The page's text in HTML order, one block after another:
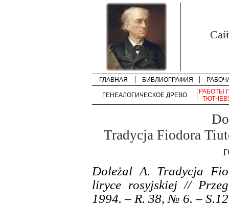
ГЛАВНАЯ БИБЛИОГРАФИЯ
ГЕНЕАЛОГИЧЕСКОЕ ДРЕВО
РАБОТЫ
Tradycja Fiodora
Doleżal A. Tradycja
liryce rosyjskiej //
1994. – R. 38, № 6. –